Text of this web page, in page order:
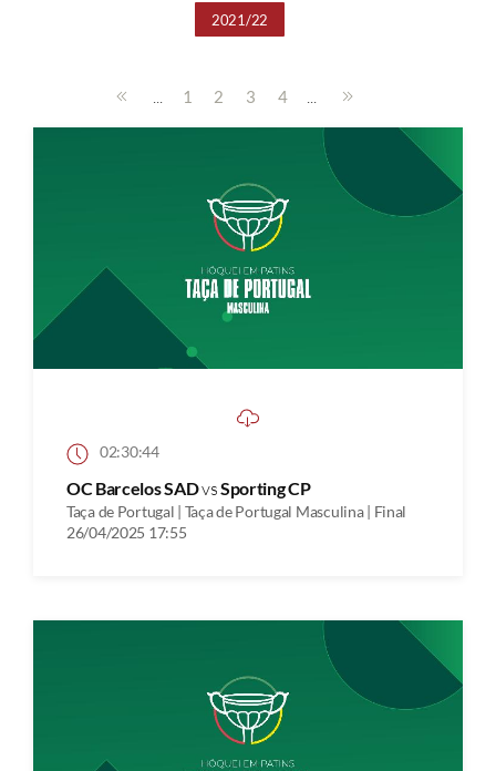
2021/22
... 1 2 3 4 ...
02:30:44
OC Barcelos SADvsSporting CP
Taça de Portugal | Taça de Portugal Masculina | Final
26/04/2025 17:55